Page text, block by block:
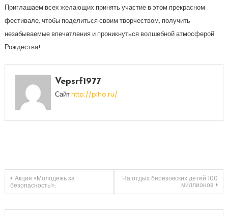
Приглашаем всех желающих принять участие в этом прекрасном
фестивале, чтобы поделиться своим творчеством, получить
незабываемые впечатления и проникнуться волшебной атмосферой
Рождества!
Vepsrf1977
Сайтhttp://plho.ru/
Навигация
Акция «Молодежь за
безопасность!».
На отдых берёзовских детей 100
миллионов